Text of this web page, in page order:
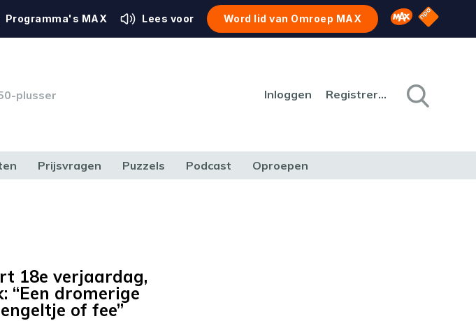
Programma's MAX Lees voor Word lid van Omroep MAX Omroep MAX
NPO
plusser Inloggen Registreren
Prijsvragen Puzzels Podcast Oproepen
18e verjaardag,
“Een dromerige
of fee”